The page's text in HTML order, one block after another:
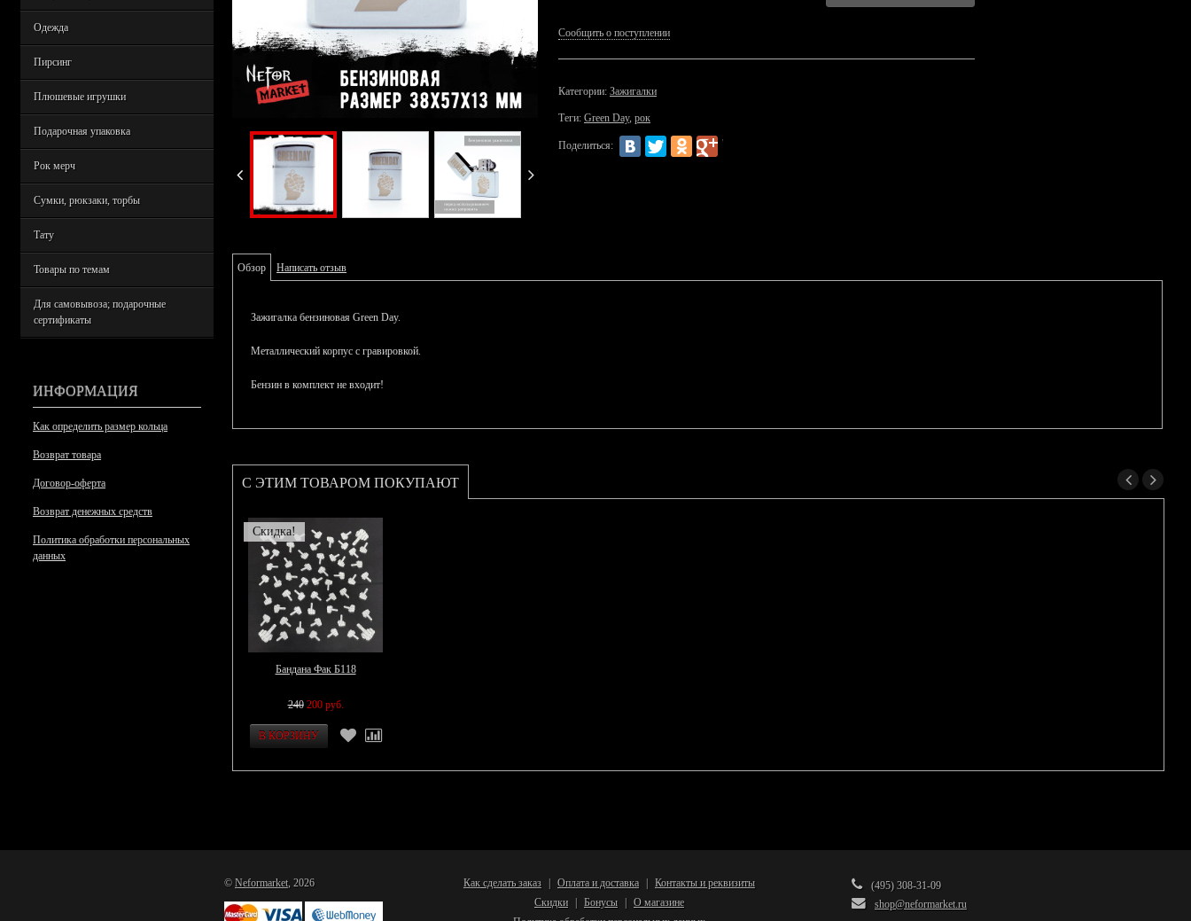
Одежда
Пирсинг
Плюшевые игрушки
Подарочная упаковка
Рок мерч
Сумки, рюкзаки, торбы
Тату
Товары по темам
Для самовывоза; подарочные
сертификаты
ИНФОРМАЦИЯ
Как определить размер кольца
Возврат товара
Договор-оферта
Возврат денежных средств
Политика обработки персональных
данных
Сообщить о поступлении
Категории: Зажигалки
Теги: Green Day, рок
Поделиться:
Обзор Написать отзыв
Зажигалка бензиновая Green Day.
Металлический корпус с гравировкой.
Бензин в комплект не входит!
С ЭТИМ ТОВАРОМ ПОКУПАЮТ
Скидка!
Бандана Фак Б118
240 200 руб.
© Neformarket, 2026 Как сделать заказ Оплата и доставка
Контакты и реквизиты
Скидки
Бонусы
О магазине
(495) 308-31-09
shop@neformarket.ru